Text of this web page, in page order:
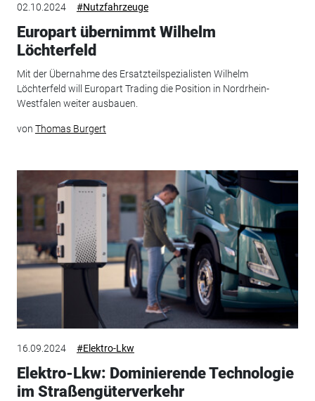
02.10.2024 #Nutzfahrzeuge
Europart übernimmt Wilhelm
Löchterfeld
Mit der Übernahme des Ersatzteilspezialisten Wilhelm
Löchterfeld will Europart Trading die Position in Nordrhein-
Westfalen weiter ausbauen.
von Thomas Burgert
16.09.2024 #Elektro-Lkw
Elektro-Lkw: Dominierende Technologie
im Straßengüterverkehr